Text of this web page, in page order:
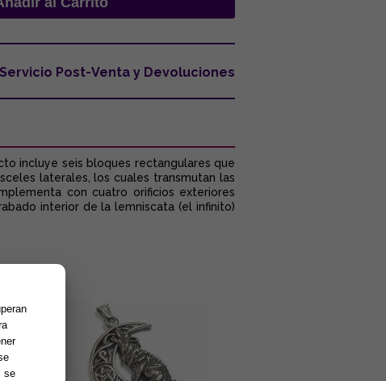
Servicio Post-Venta y Devoluciones
incluye seis bloques rectangulares que
laterales, los cuales transmutan las
con cuatro orificios exteriores
interior de la lemniscata (el infinito)
se